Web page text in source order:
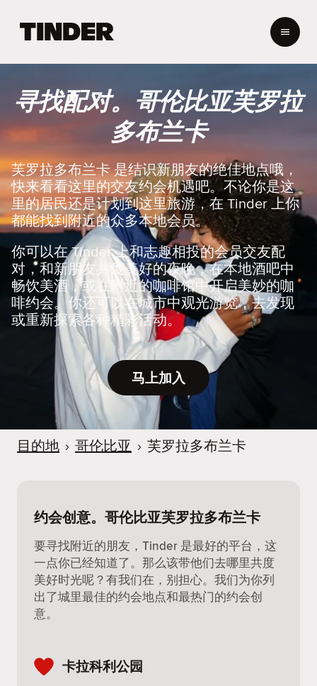
r
首
页
寻找配对。哥伦比亚芙罗拉
多布兰卡
芙罗拉多布兰卡 是结识新朋友的绝佳地点哦，
快来看看这里的交友约会机遇吧。不论你是这
里的居民还是计划到这里旅游，在 Tinder 上你
都能找到附近的众多本地会员。
你可以在 Tinder 上和志趣相投的会员交友配
对，和新朋友共度美好的夜晚，在本地酒吧中
畅饮美酒，或在附近的咖啡馆中开启美妙的咖
啡约会。你还可以在城市中观光游览，去发现
或重新探索各种精彩活动。
马上加入
目的地 › 哥伦比亚 › 芙罗拉多布兰卡
约会创意。哥伦比亚芙罗拉多布兰卡
要寻找附近的朋友，Tinder 是最好的平台，这
一点你已经知道了。那么该带他们去哪里共度
美好时光呢？有我们在，别担心。我们为你列
出了城里最佳的约会地点和最热门的约会创
意。
卡拉科利公园